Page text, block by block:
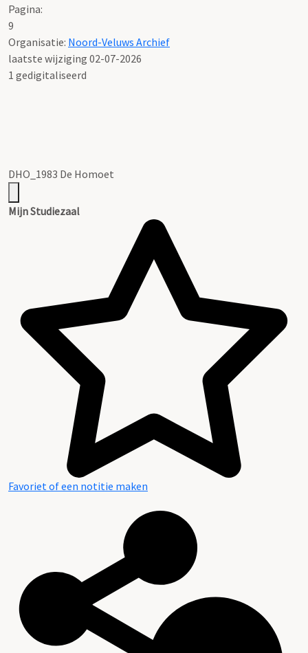
Pagina:
9
Organisatie: Noord-Veluws Archief
laatste wijziging 02-07-2026
1 gedigitaliseerd
DHO_1983 De Homoet
Mijn Studiezaal
Favoriet of een notitie maken